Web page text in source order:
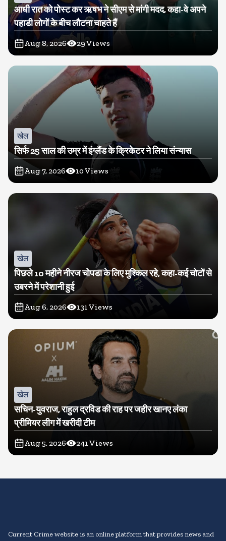
आधी रात को पोस्ट कर ऋषभ ने सीएम से मांगी मदद, कहा-वे अपने
पहाडी लोगों के बीच लौटना चाहते हैं
Aug 8, 2026 29Views
खेल
सिर्फ 25 साल की उम्र में इंग्लैंड के क्रिकेटर ने लिया संन्यास
Aug 7, 2026 10Views
खेल
पिछले 10 महीने नीरज चोपडा के लिए मुश्किल रहे, कहा-कई चोटों से
उबरने में परेशानी हुई
Aug 6, 2026 131Views
खेल
सचिन-युवराज, राहुल द्रविड की राह पर जहीर खानए लंका
प्रीमियर लीग में खरीदी टीम
Aug 5, 2026 241Views
Current Crime website is an online platform that provides news and